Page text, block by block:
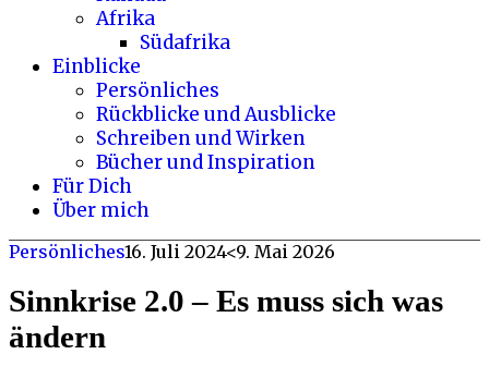
Afrika
Südafrika
Einblicke
Persönliches
Rückblicke und Ausblicke
Schreiben und Wirken
Bücher und Inspiration
Für Dich
Über mich
Persönliches16. Juli 2024<9. Mai 2026
Sinnkrise 2.0 – Es muss sich was
ändern